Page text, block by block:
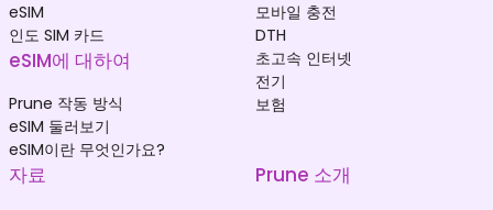
eSIM
인도 SIM 카드
eSIM에 대하여
Prune 작동 방식
eSIM 둘러보기
eSIM이란 무엇인가요?
모바일 충전
DTH
초고속 인터넷
전기
보험
자료 Prune 소개